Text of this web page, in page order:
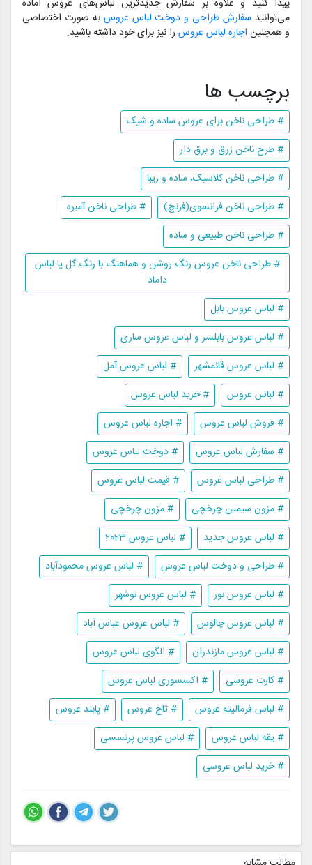
پیدا کنید و علاوه بر سفارش جدیدترین لباس‌های عروس آماده
می‌توانید سفارش طراحی و دوخت لباس عروس به صورت اختصاصی
و همچنین اجاره لباس عروس را نیز برای خود داشته باشید.
برچسب ها
# طراحی ناخن برای عروس ساده و شیک
# طرح ناخن زرق و برق دار
# طراحی ناخن کلاسیک، ساده و زیبا
# طراحی ناخن فرانسوی(فرنچ)
# طراحی ناخن آمبره
# طراحی ناخن طبیعی و ساده
# طراحی ناخن عروس رنگ روشن و هماهنگ با رنگ گل یا لباس
داماد
# لباس عروس بابل
# لباس عروس بابلسر و لباس عروس ساری
# لباس عروس قائمشهر
# لباس عروس آمل
# لباس عروس
# خرید لباس عروس
# فروش لباس عروس
# اجاره لباس عروس
# سفارش لباس عروس
# دوخت لباس عروس
# طراحی لباس عروس
# قیمت لباس عروس
# مزون سیمین چرخچی
# مزون چرخچی
# لباس عروس جدید
# لباس عروس 2023
# طراحی و دوخت لباس عروس
# لباس عروس محمودآباد
# لباس عروس نور
# لباس عروس نوشهر
# لباس عروس چالوس
# لباس عروس عباس آباد
# لباس عروس مازندران
# الگوی لباس عروس
# کارت عروسی
# اکسسوری لباس عروس
# لباس فرمالیته عروس
# تاج عروس
# پابند عروس
# یقه لباس عروس
# لباس عروس پرنسسی
# خرید لباس عروسی